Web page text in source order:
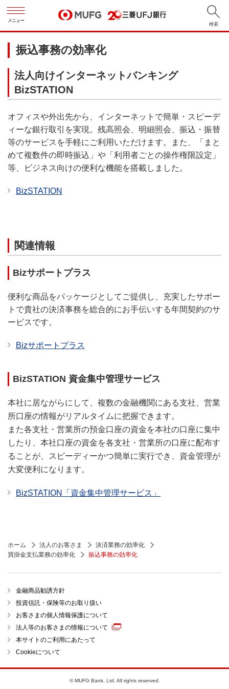
メニュー
検索
振込事務の効率化
法人向けインターネットバンキング
BizSTATION
オフィスや外出先から、インターネットで簡単・スピーデ
ィーな銀行取引を実現。残高照会、明細照会、振込・振替
等のサービスを手軽にご利用いただけます。また、「まと
めて複数件の即時振込」や「利用者ごとの操作権限設定」
等、ビジネス向けの便利な機能を搭載しました。
BizSTATION
関連情報
Bizサポートプラス
便利な商品をパッケージとしてご提供し、充実したサポー
トで貴社の決済事務を総合的にお手伝いする年間契約のサ
ービスです。
Bizサポートプラス
BizSTATION 資金集中管理サービス
本社に居ながらにして、複数の金融機関にある支社、営業
所口座の情報がリアルタイムに把握できます。
また各支社・営業所の預金口座の資金を本社の口座に集中
したり、本社口座の資金を各支社・営業所の口座に配布す
ることが、スピーディーかつ簡単に実行でき、資金管理が
大変便利になります。
BizSTATION「資金集中管理サービス」
ホーム 法人のお客さま
決済業務の効率化
買掛金支払業務の効率化
振込事務の効率化
金融商品勧誘方針
投資信託・保険等のお取り扱い
お客さまの個人情報保護について
法人等のお客さまの情報について
本サイトのご利用にあたって
Cookieについて
© MUFG Bank, Ltd. All rights reserved.